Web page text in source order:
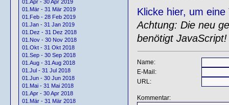
01.Apr - 30 Apr 2019
01.Mär - 31 Mär 2019
01.Feb - 28 Feb 2019
01.Jan - 31 Jan 2019
01.Dez - 31 Dez 2018
01.Nov - 30 Nov 2018
01.Okt - 31 Okt 2018
01.Sep - 30 Sep 2018
01.Aug - 31 Aug 2018
01.Jul - 31 Jul 2018
01.Jun - 30 Jun 2018
01.Mai - 31 Mai 2018
01.Apr - 30 Apr 2018
01.Mär - 31 Mär 2018
Klicke hier, um
Achtung: Die neu
benötigt JavaScript!
Name:
E-Mail:
URL:
Kommentar: